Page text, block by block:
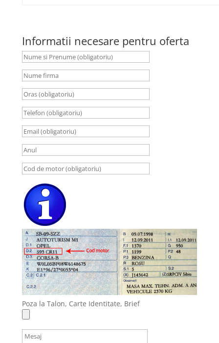
Informatii necesare pentru oferta
Poza la Talon, Carte Identitate, Brief